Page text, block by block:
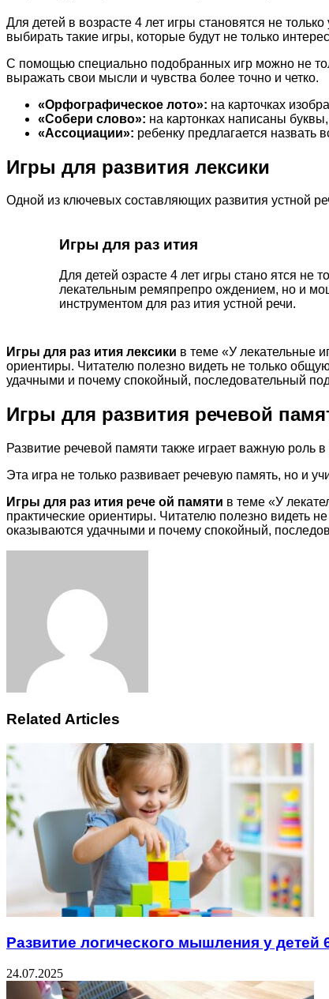
Для детей в возрасте 4 лет игры становятся не
выбирать такие игры, которые будут не только
С помощью специально подобранных игр можно не
выражать свои мысли и чувства более точно и четко.
«Орфографическое лото»: на карточках
«Собери слово»: на картонках написаны
«Ассоциации»: ребенку предлагается
Игры для развития лексики
Одной из ключевых составляющих развития устной
Игры для раз ития
Для детей озрасте 4 лет игры стано ятся не
лекательным ремяпрепро ождением, но и
инструментом для раз ития устной речи.
Игры для раз ития лексики в теме «У лекательные
ориентиры. Читателю полезно видеть не только
удачными и почему спокойный, последовательный
Игры для развития речевой
Развитие речевой памяти также играет важную роль
Эта игра не только развивает речевую память, но и
Игры для раз ития рече ой памяти в теме «У
практические ориентиры. Читателю полезно видеть
оказываются удачными и почему спокойный,
Related Articles
Развитие логического мышления у детей
24.07.2025